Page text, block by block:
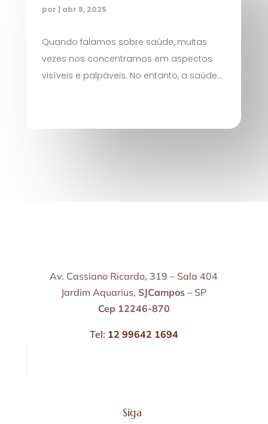
por | abr 8, 2025
Quando falamos sobre saúde, muitas
vezes nos concentramos em aspectos
visíveis e palpáveis. No entanto, a saúde...
Av. Cassiano Ricardo, 319 – Sala 404
Jardim Aquarius, SJCampos – SP
Cep 12246-870
Tel: 12 99642 1694
Siga